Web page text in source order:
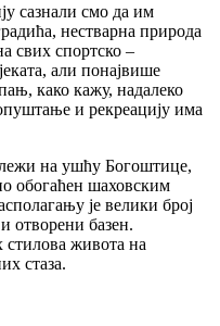
сазнали смо да им
нестварна природа
свих спортско –
али понајвише
како кажу, надалеко
и рекреацију има
на ушћу Богоштице,
обогаћен шаховским
је велики број
отворени базен.
живота на
стаза.